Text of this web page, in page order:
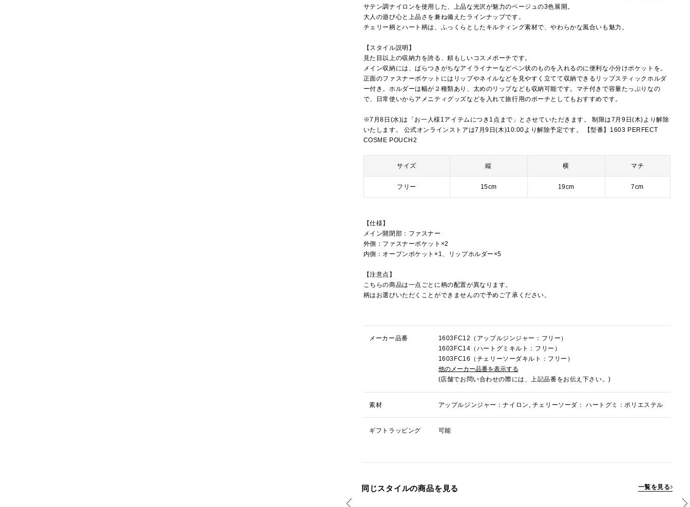
サテン調ナイロンを使用した、上品な光沢が魅力のベージュの3色展開。
大人の遊び心と上品さを兼ね備えたラインナップです。
チェリー柄とハート柄は、ふっくらとしたキルティング素材で、やわらかな風合いも魅力。
【スタイル説明】
見た目以上の収納力を誇る、頼もしいコスメポーチです。
メイン収納には、ばらつきがちなアイライナーなどペン状のものを入れるのに便利な小分けポケットを。
正面のファスナーポケットにはリップやネイルなどを見やすく立てて収納できるリップスティックホルダ
ー付き。ホルダーは幅が２種類あり、太めのリップなども収納可能です。マチ付きで容量たっぷりなの
で、日常使いからアメニティグッズなどを入れて旅行用のポーチとしてもおすすめです。
※7月8日(水)は「お一人様1アイテムにつき1点まで」とさせていただきます。 制限は7月9日(木)より解除
いたします。 公式オンラインストアは7月9日(木)10:00より解除予定です。 【型番】1603 PERFECT
COSME POUCH2
サイズ 縦 横 マチ
フリー 15cm 19cm 7cm
【仕様】
メイン開閉部：ファスナー
外側：ファスナーポケット×2
内側：オープンポケット×1、リップホルダー×5
【注意点】
こちらの商品は一点ごとに柄の配置が異なります。
柄はお選びいただくことができませんので予めご了承ください。
メーカー品番
1603FC12（アップルジンジャー：フリー）
1603FC14（ハートグミキルト：フリー）
1603FC16（チェリーソーダキルト：フリー）
他のメーカー品番を表示する
(店舗でお問い合わせの際には、上記品番をお伝え下さい。)
素材 アップルジンジャー：ナイロン, チェリーソーダ： ハートグミ：ポリエステル
ギフトラッピング 可能
同じスタイルの商品を見る 一覧を見る